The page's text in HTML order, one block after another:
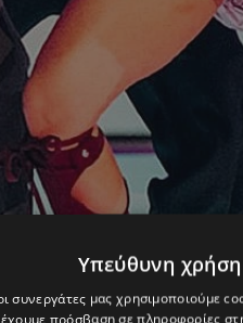
Υπεύθυνη
συνεργάτες μας χρησιμοποιούμε
έχουμε πρόσβαση σε πληροφορίες